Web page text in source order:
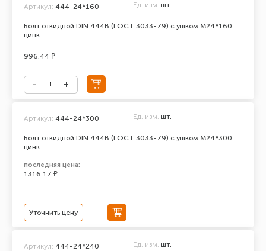
Болт откидной DIN 444В (ГОСТ 3033-79) с ушком М24*160
цинк
Артикул: 444-24*160 Ед. изм. шт.
996.44 ₽
Болт откидной DIN 444В (ГОСТ 3033-79) с ушком М24*300
цинк
Артикул: 444-24*300 Ед. изм. шт.
последняя цена:
1316.17 ₽
Уточнить цену
Артикул: 444-24*240 Ед. изм. шт.